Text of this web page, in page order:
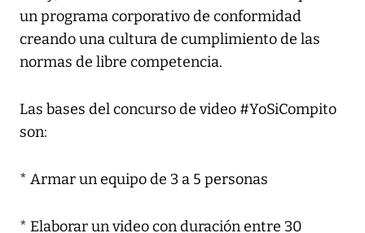
un programa corporativo de conformidad
creando una cultura de cumplimiento de las
normas de libre competencia.
Las bases del concurso de video #YoSiCompito
son:
* Armar un equipo de 3 a 5 personas
* Elaborar un video con duración entre 30